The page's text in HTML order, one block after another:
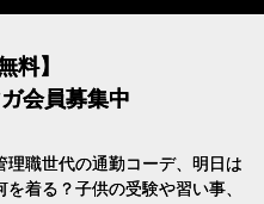
料】
会員募集中
理職世代の通勤コーデ、明日は
を着る？子供の受験や習い事、